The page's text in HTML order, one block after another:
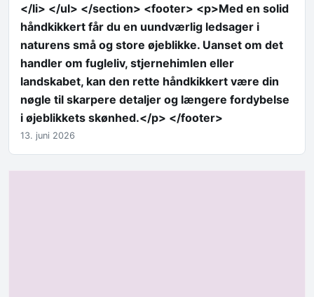
</li> </ul> </section> <footer> <p>Med en solid
håndkikkert får du en uundværlig ledsager i
naturens små og store øjeblikke. Uanset om det
handler om fugleliv, stjernehimlen eller
landskabet, kan den rette håndkikkert være din
nøgle til skarpere detaljer og længere fordybelse
i øjeblikkets skønhed.</p> </footer>
13. juni 2026